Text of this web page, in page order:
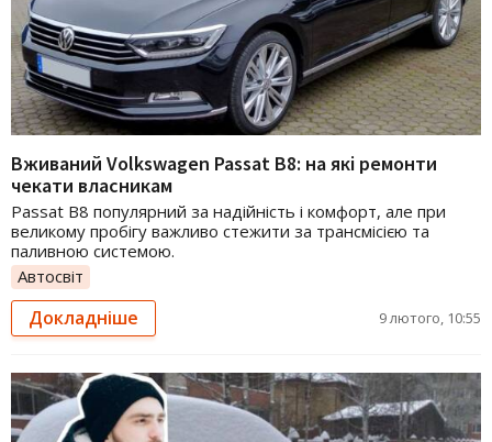
Вживаний Volkswagen Passat B8: на які ремонти
чекати власникам
Passat B8 популярний за надійність і комфорт, але при
великому пробігу важливо стежити за трансмісією та
паливною системою.
Автосвіт
Докладніше 9 лютого, 10:55